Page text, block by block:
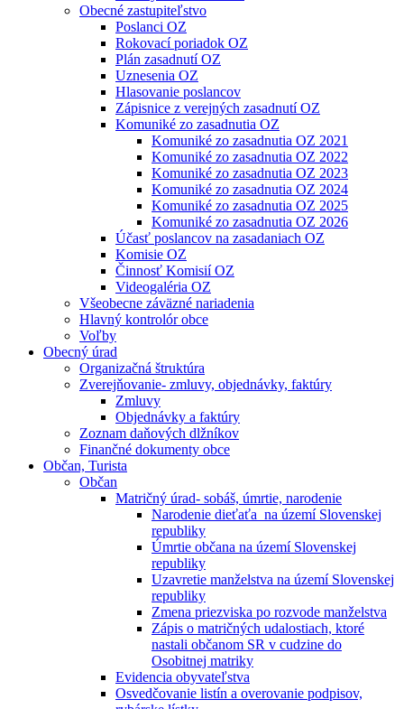
Obecné zastupiteľstvo
Poslanci OZ
Rokovací poriadok OZ
Plán zasadnutí OZ
Uznesenia OZ
Hlasovanie poslancov
Zápisnice z verejných zasadnutí OZ
Komuniké zo zasadnutia OZ
Komuniké zo zasadnutia OZ 2021
Komuniké zo zasadnutia OZ 2022
Komuniké zo zasadnutia OZ 2023
Komuniké zo zasadnutia OZ 2024
Komuniké zo zasadnutia OZ 2025
Komuniké zo zasadnutia OZ 2026
Účasť poslancov na zasadaniach OZ
Komisie OZ
Činnosť Komisií OZ
Videogaléria OZ
Všeobecne záväzné nariadenia
Hlavný kontrolór obce
Voľby
Obecný úrad
Organizačná štruktúra
Zverejňovanie- zmluvy, objednávky, faktúry
Zmluvy
Objednávky a faktúry
Zoznam daňových dlžníkov
Finančné dokumenty obce
Občan, Turista
Občan
Matričný úrad- sobáš, úmrtie, narodenie
Narodenie dieťaťa na území Slovenskej
republiky
Úmrtie občana na území Slovenskej
republiky
Uzavretie manželstva na území Slovenskej
republiky
Zmena priezviska po rozvode manželstva
Zápis o matričných udalostiach, ktoré
nastali občanom SR v cudzine do
Osobitnej matriky
Evidencia obyvateľstva
Osvedčovanie listín a overovanie podpisov,